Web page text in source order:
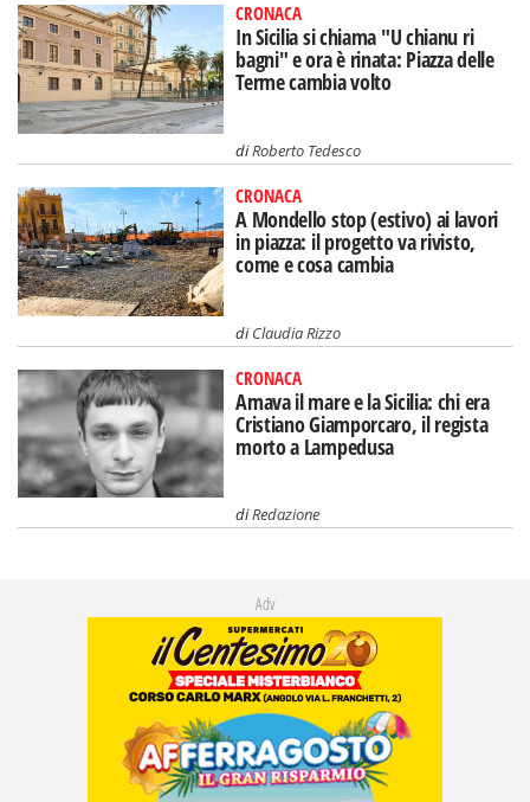
CRONACA
In Sicilia si chiama "U chianu ri
bagni" e ora è rinata: Piazza delle
Terme cambia volto
diRoberto Tedesco
CRONACA
A Mondello stop (estivo) ai lavori
in piazza: il progetto va rivisto,
come e cosa cambia
diClaudia Rizzo
CRONACA
Amava il mare e la Sicilia: chi era
Cristiano Giamporcaro, il regista
morto a Lampedusa
diRedazione
Adv